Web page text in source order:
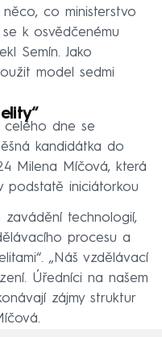
co ministerstvo
k osvědčenému
Semín. Jako
model sedmi
celého dne se
kandidátka do
Milena Míčová, která
podstatě iniciátorkou
technologií,
procesu a
„Náš vzdělávací
Úředníci na našem
zájmy struktur